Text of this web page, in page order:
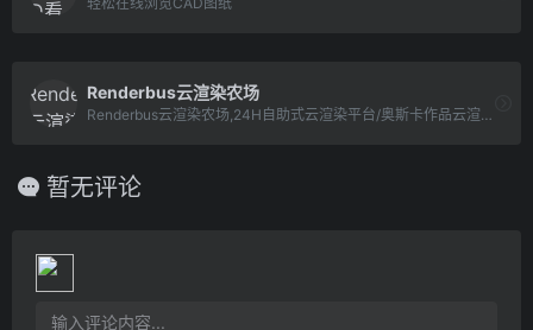
Renderbus云渲染农场
Renderbus云渲染农场,24H自助式云渲染平台/奥斯卡作品云渲染农场,全面支持3dsMax,Maya,Vray,Arnold等软件及插件,提供免费云渲染体验,渲染低至0.07元.
暂无评论